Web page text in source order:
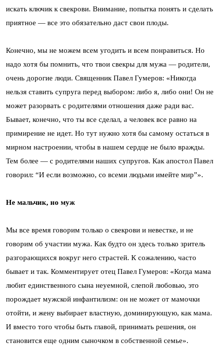
искать ключик к свекрови. Внимание, попытка понять и сделать
приятное — все это обязательно даст свои плоды.
Конечно, мы не можем всем угодить и всем понравиться. Но
надо хотя бы помнить, что твои свекры для мужа — родители,
очень дорогие люди. Священник Павел Гумеров: «Никогда
нельзя ставить супруга перед выбором: либо я, либо они! Он не
может разорвать с родителями отношения даже ради вас.
Бывает, конечно, что ты все сделал, а человек все равно на
примирение не идет. Но тут нужно хотя бы самому остаться в
мирном настроении, чтобы в нашем сердце не было вражды.
Тем более — с родителями наших супругов. Как апостол Павел
говорил: “И если возможно, со всеми людьми имейте мир”».
Не мальчик, но муж
Мы все время говорим только о свекрови и невестке, и не
говорим об участии мужа. Как будто он здесь только зритель
разгорающихся вокруг него страстей. К сожалению, часто
бывает и так. Комментирует отец Павел Гумеров: «Когда мама
любит единственного сына неуемной, слепой любовью, это
порождает мужской инфантилизм: он не может от мамочки
отойти, и жену выбирает властную, доминирующую, как мама.
И вместо того чтобы быть главой, принимать решения, он
становится еще одним сыночком в собственной семье».